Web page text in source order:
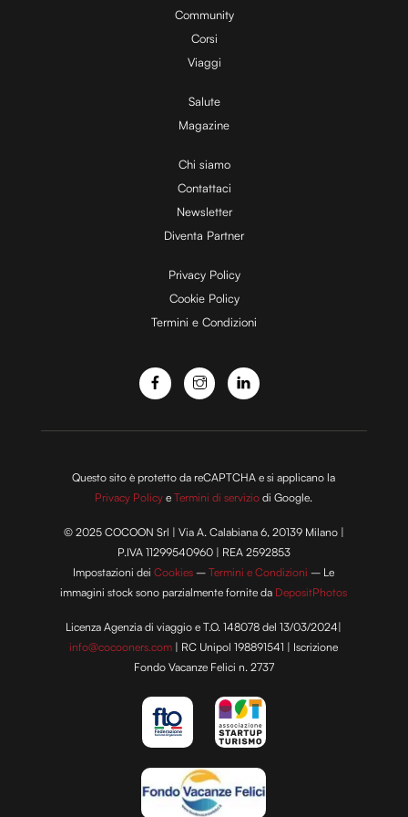
y
V
i
d
e
o
Community
Corsi
Viaggi
Salute
Magazine
Chi siamo
Contattaci
Newsletter
Diventa Partner
Privacy Policy
Cookie Policy
Termini e Condizioni
Questo sito è protetto da reCAPTCHA e si applicano la
Privacy Policy eTermini di servizio di Google.
© 2025 COCOON Srl | Via A. Calabiana 6, 20139 Milano |
P.IVA 11299540960 | REA 2592853
Impostazioni deiCookies –Termini e Condizioni – Le
immagini stock sono parzialmente fornite da DepositPhotos
Licenza Agenzia di viaggio e T.O. 148078 del 13/03/2024|
info@cocooners.com | RC Unipol 198891541 | Iscrizione
Fondo Vacanze Felici n. 2737